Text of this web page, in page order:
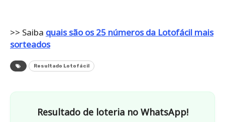
>> Saiba quais são os 25 números da Lotofácil mais
sorteados
Resultado Lotofácil
Resultado de loteria no WhatsApp!